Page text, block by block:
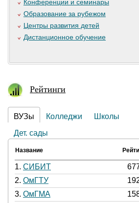
Конференции и семинары
Образование за рубежом
Центры развития детей
Дистанционное обучение
Рейтинги
ВУЗы Колледжи
Школы
Дет. сады
Название
1. СИБИТ
2. ОмГТУ
3. ОмГМА